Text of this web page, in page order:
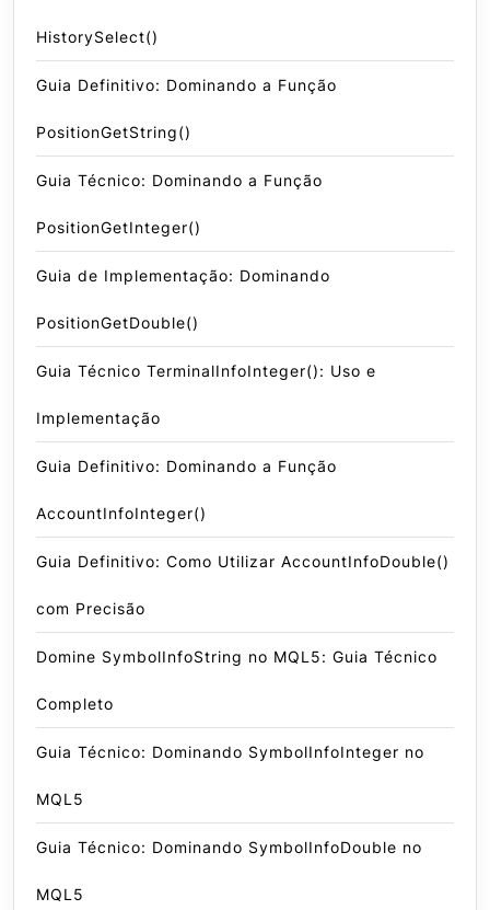
HistorySelect()
Guia Definitivo: Dominando a Função
PositionGetString()
Guia Técnico: Dominando a Função
PositionGetInteger()
Guia de Implementação: Dominando
PositionGetDouble()
Guia Técnico TerminalInfoInteger(): Uso e
Implementação
Guia Definitivo: Dominando a Função
AccountInfoInteger()
Guia Definitivo: Como Utilizar AccountInfoDouble()
com Precisão
Domine SymbolInfoString no MQL5: Guia Técnico
Completo
Guia Técnico: Dominando SymbolInfoInteger no
MQL5
Guia Técnico: Dominando SymbolInfoDouble no
MQL5